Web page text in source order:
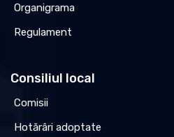
Organigrama
Regulament
Consiliul local
Comisii
Hotărâri adoptate